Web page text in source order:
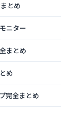
とめ
ニター
まとめ
め
完全まとめ